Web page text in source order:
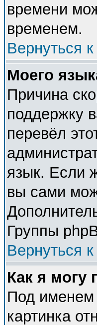
времени
временем.
Вернуться
Моего
Причина
поддержку
перевёл
язык. Если
вы сами
Группы
Вернуться
Как я могу
Под именем
картинка